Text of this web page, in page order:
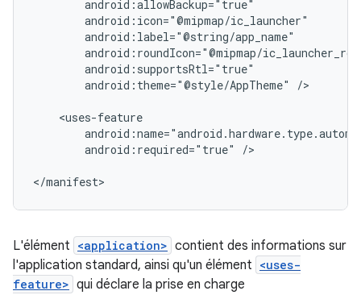
android:theme="@style/AppTheme"
/>
android:required="true" />
L'élément <application> contient des informations sur
l'application standard, ainsi qu'un élément <uses-
feature> qui déclare la prise en charge